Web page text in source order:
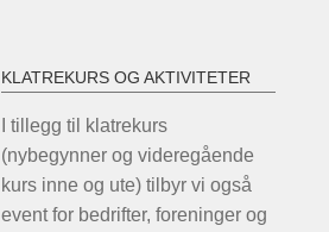
KLATREKURS OG AKTIVITETER
I tillegg til klatrekurs
(nybegynner og videregående
kurs inne og ute) tilbyr vi også
event for bedrifter, foreninger og